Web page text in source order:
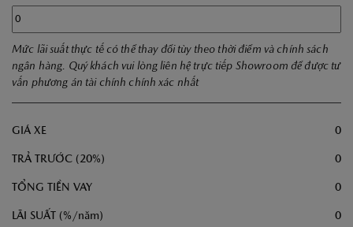
Mức lãi suất thực tế có thể thay đổi tùy theo thời điểm và chính sách
ngân hàng. Quý khách vui lòng liên hệ trực tiếp Showroom để được tư
vấn phương án tài chính chính xác nhất
GIÁ XE 0
TRẢ TRƯỚC ( 20%) 0
TỔNG TIỀN VAY 0
LÃI SUẤT (%/năm) 0